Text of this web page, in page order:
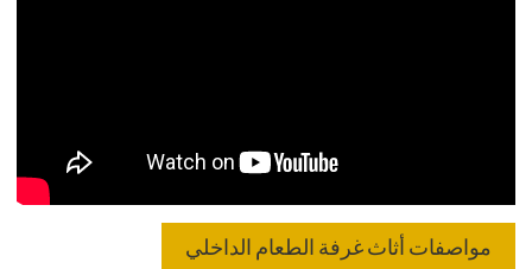
مواصفات أثاث غرفة الطعام الداخلي